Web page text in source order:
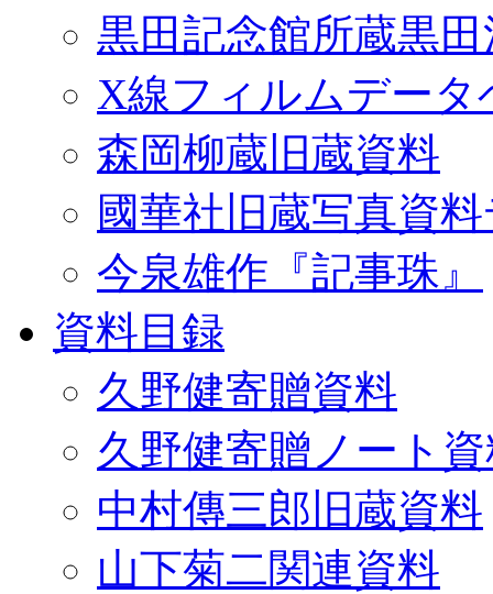
黒田記念館所蔵黒
X線フィルムデータ
森岡柳蔵旧蔵資料
國華社旧蔵写真資
今泉雄作『記事珠』
資料目録
久野健寄贈資料
久野健寄贈ノート
中村傳三郎旧蔵資料
山下菊二関連資料